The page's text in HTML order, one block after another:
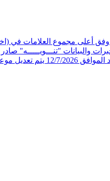
أعلى مجموع العلامات في
والبيانات "تنـــويـــــه"
الملكي الاردني لاحقاً لإعلان المقابلات الشخصية لوظيفة "فني